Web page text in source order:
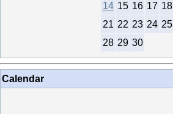
14 15 16 17 18
21 22 23 24 25
28 29 30
Calendar